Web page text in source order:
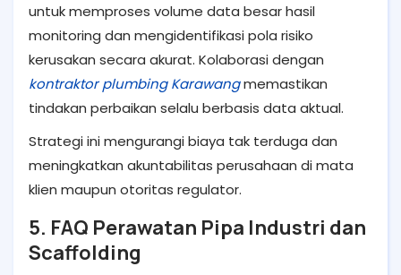
untuk memproses volume data besar hasil
monitoring dan mengidentifikasi pola risiko
kerusakan secara akurat. Kolaborasi dengan
kontraktor plumbing Karawangmemastikan
tindakan perbaikan selalu berbasis data aktual.
Strategi ini mengurangi biaya tak terduga dan
meningkatkan akuntabilitas perusahaan di mata
klien maupun otoritas regulator.
5. FAQ Perawatan Pipa Industri dan
Scaffolding